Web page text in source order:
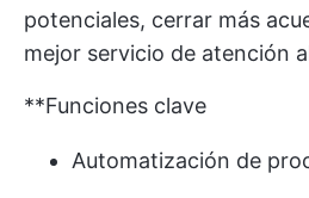
potenciales, cerrar más
mejor servicio de atención
**Funciones clave
Automatización de